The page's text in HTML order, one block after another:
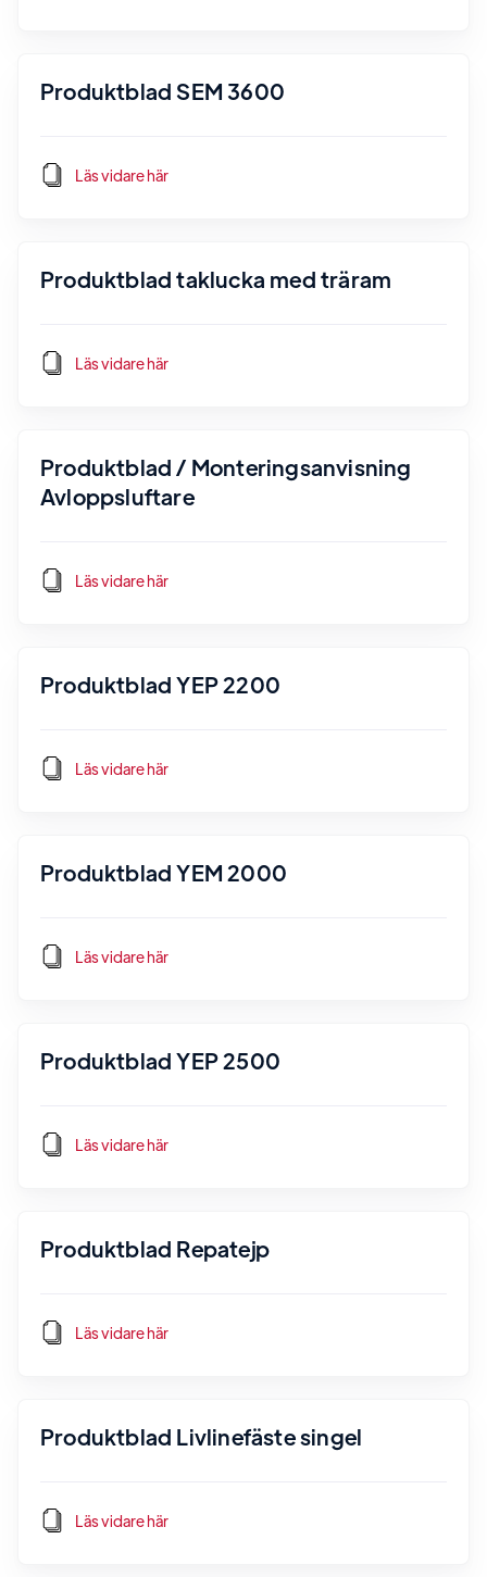
Produktblad SEM 3600
Läs vidare här
Produktblad taklucka med träram
Läs vidare här
Produktblad / Monteringsanvisning
Avloppsluftare
Läs vidare här
Produktblad YEP 2200
Läs vidare här
Produktblad YEM 2000
Läs vidare här
Produktblad YEP 2500
Läs vidare här
Produktblad Repatejp
Läs vidare här
Produktblad Livlinefäste singel
Läs vidare här